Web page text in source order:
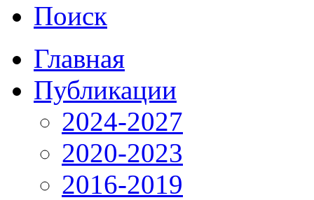
Поиск
Главная
Публикации
2024-2027
2020-2023
2016-2019